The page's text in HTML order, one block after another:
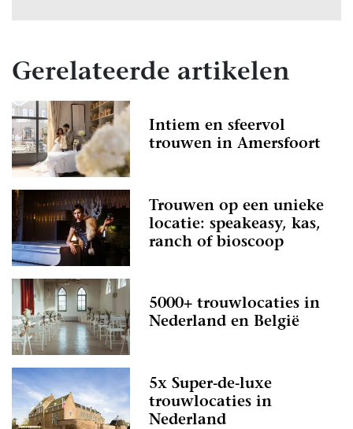
Gerelateerde artikelen
Intiem en sfeervol
trouwen in Amersfoort
Trouwen op een unieke
locatie: speakeasy, kas,
ranch of bioscoop
5000+ trouwlocaties in
Nederland en België
5x Super-de-luxe
trouwlocaties in
Nederland